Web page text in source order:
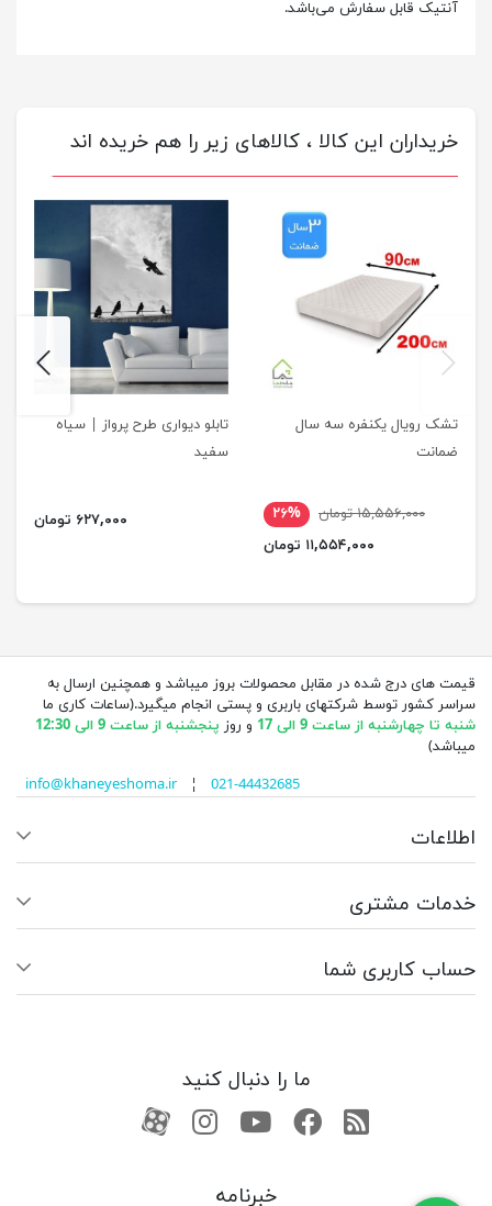
آنتیک قابل سفارش می‌باشد.
خریداران این کالا ، کالاهای زیر را هم خریده اند
تشک رویال یکنفره سه سال
ضمانت
۱۵,۵۵۶,۰۰۰ تومان
۲۶%
۱۱,۵۵۴,۰۰۰ تومان
تابلو دیواری طرح پرواز | سیاه
سفید
۶۲۷,۰۰۰ تومان
previus
قیمت های درج شده در مقابل محصولات بروز میباشد و همچنین ارسال به
سراسر کشور توسط شرکتهای باربری و پستی انجام میگیرد.(ساعات کاری ما
شنبه تا چهارشنبه از ساعت 9 الی 17
و روز پنجشنبه از ساعت 9 الی 12:30
میباشد)
info@khaneyeshoma.ir¦ 021-44432685
اطلاعات
خدمات مشتری
حساب کاربری شما
ما را دنبال کنید
RSSفیسبوکیوتیوبکانال آپارات
کانال آپارات
خبرنامه